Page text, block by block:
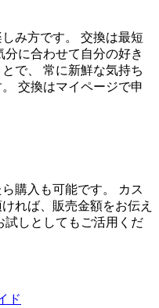
み方です。 交換は最短
に合わせて自分の好き
で、 常に新鮮な気持ち
交換はマイページで申
購入も可能です。 カス
れば、販売金額をお伝え
試しとしてもご活用くだ
ド